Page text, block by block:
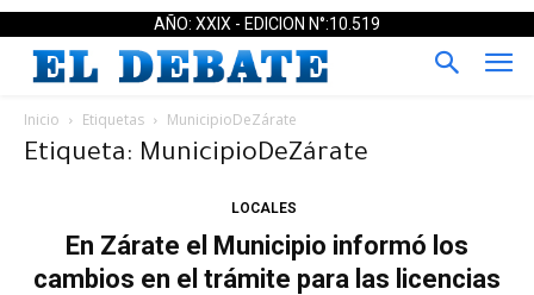
AÑO: XXIX - EDICION N°:10.519
Inicio Etiquetas MunicipioDeZárate
Etiqueta: MunicipioDeZárate
LOCALES
En Zárate el Municipio informó los
cambios en el trámite para las licencias